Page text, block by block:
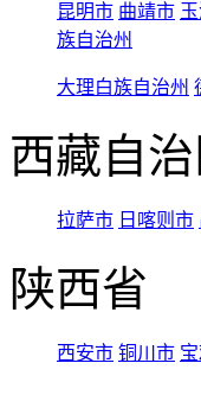
昆明市 曲靖市
族自治州
大理白族自治州
西藏自
拉萨市 日喀则市
陕西省
西安市 铜川市